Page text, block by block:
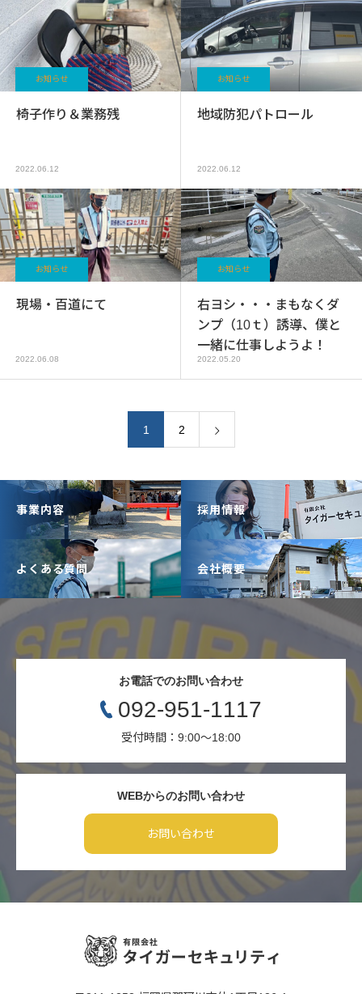
お知らせ
椅子作り＆業務残
2022.06.12
お知らせ
地域防犯パトロール
2022.06.12
お知らせ
現場・百道にて
2022.06.08
お知らせ
右ヨシ・・・まもなくダ
ンプ（10ｔ）誘導、僕と
一緒に仕事しようよ！
2022.05.20
1 2
事業内容 採用情報
よくある質問 会社概要
WEBからのお問い合わせ
お問い合わせ
お電話でのお問い合わせ
092-951-1117
受付時間：9:00〜18:00